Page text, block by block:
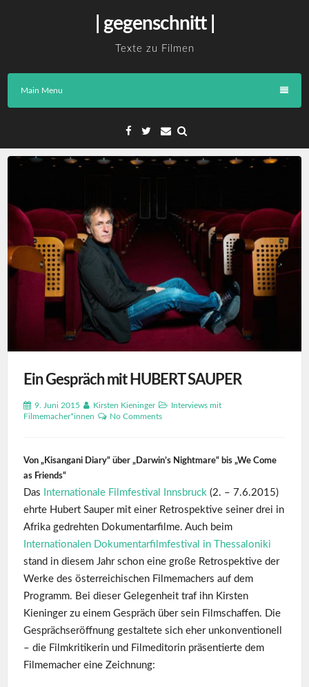
| gegenschnitt |
Texte zu Filmen
Main Menu
Facebook
TwitterEmail
Ein Gespräch mit HUBERT SAUPER
9. Juni 2015 Kirsten Kieninger
Interviews mit
Filmemacher*innen
No Comments
Von „Kisangani Diary“ über „Darwin’s Nightmare“ bis „We Come
as Friends“
Das Internationale Filmfestival Innsbruck (2. – 7.6.2015)
ehrte Hubert Sauper mit einer Retrospektive seiner drei in
Afrika gedrehten Dokumentarfilme. Auch beim
Internationalen Dokumentarfilmfestival in Thessaloniki
stand in diesem Jahr schon eine große Retrospektive der
Werke des österreichischen Filmemachers auf dem
Programm. Bei dieser Gelegenheit traf ihn Kirsten
Kieninger zu einem Gespräch über sein Filmschaffen. Die
Gesprächseröffnung gestaltete sich eher unkonventionell
– die Filmkritikerin und Filmeditorin präsentierte dem
Filmemacher eine Zeichnung: